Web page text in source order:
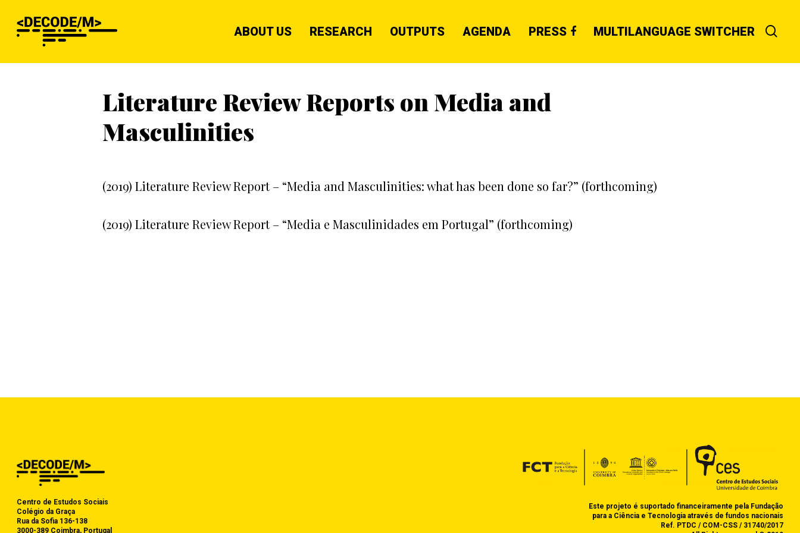
Hit enter to search or ESC to close
ABOUT US RESEARCH OUTPUTS AGENDA PRESS MULTILANGUAGE SWITCHER
Literature Review Reports on Media and
Masculinities
(2019) Literature Review Report – “Media and Masculinities: what has been done so far?” (forthcoming)
(2019) Literature Review Report – “Media e Masculinidades em Portugal” (forthcoming)
Centro de Estudos Sociais
Colégio da Graça
Rua da Sofia 136-138
3000-389 Coimbra, Portugal
Este projeto é suportado financeiramente pela Fundação
para a Ciência e Tecnologia através de fundos nacionais
Ref. PTDC / COM-CSS / 31740/2017